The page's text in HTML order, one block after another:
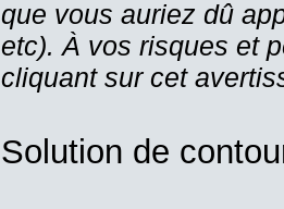
que vous auriez dû
etc). À vos risques et
cliquant sur cet
Solution de